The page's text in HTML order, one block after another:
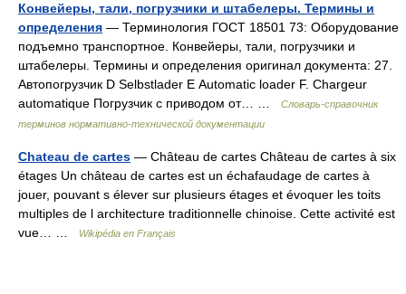
Конвейеры, тали, погрузчики и штабелеры. Термины и
определения — Терминология ГОСТ 18501 73: Оборудование
подъемно транспортное. Конвейеры, тали, погрузчики и
штабелеры. Термины и определения оригинал документа: 27.
Автопогрузчик D Selbstlader Е Automatic loader F. Chargeur
automatique Погрузчик с приводом от… …
Словарь-справочник
терминов нормативно-технической документации
Chateau de cartes — Château de cartes Château de cartes à six
étages Un château de cartes est un échafaudage de cartes à
jouer, pouvant s élever sur plusieurs étages et évoquer les toits
multiples de l architecture traditionnelle chinoise. Cette activité est
vue… …
Wikipédia en Français